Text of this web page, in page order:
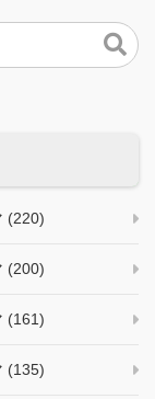
(220)
(200)
(161)
(135)